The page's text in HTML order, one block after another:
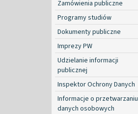
Zamówienia publiczne
Programy studiów
Dokumenty publiczne
Imprezy PW
Udzielanie informacji
publicznej
Inspektor Ochrony Danych
Informacje o przetwarzaniu
danych osobowych